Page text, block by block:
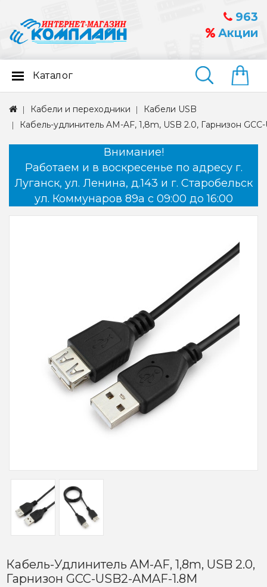
963
Акции
Найти
Каталог
Кабели и переходники
Кабели USB
Кабель-удлинитель AM-AF, 1,8m, USB 2.0, Гарнизон
Внимание!
Работаем и в воскресенье по адресу г.
Луганск, ул. Ленина, д.143 и г. Старобельск
ул. Коммунаров 89а с 09:00 до 16:00
Кабель-Удлинитель AM-AF, 1,8m, USB 2.0,
Гарнизон GCC-USB2-AMAF-1.8M